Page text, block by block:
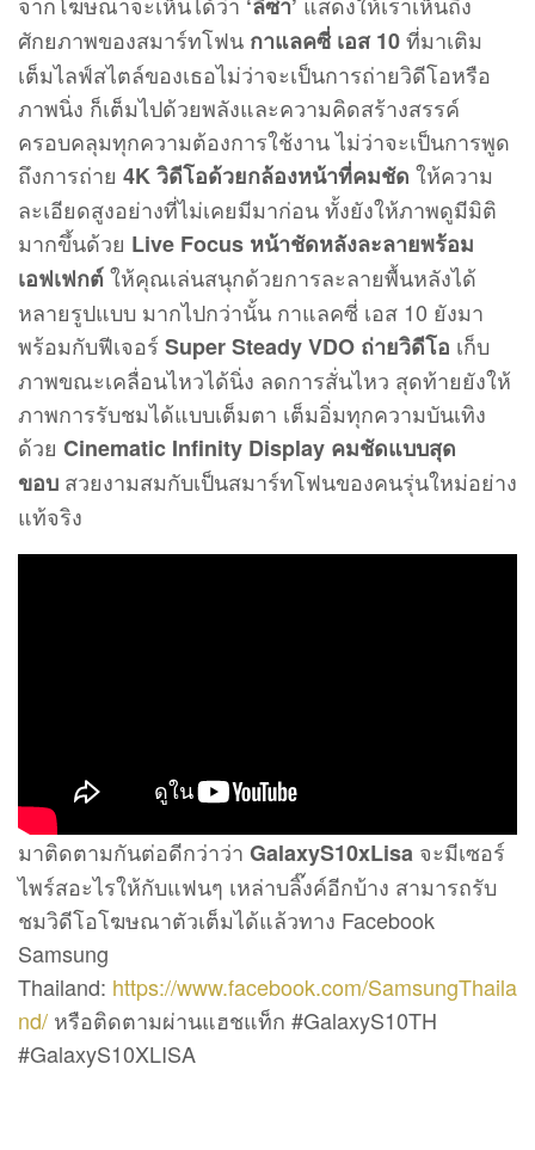
ศักยภาพของสมาร์ทโฟน กาแลคซี่ เอส 10ที่มาเติม
เต็มไลฟ์สไตล์ของเธอไม่ว่าจะเป็นการถ่ายวิดีโอหรือ
ภาพนิ่ง ก็เต็มไปด้วยพลังและความคิดสร้างสรรค์
ครอบคลุมทุกความต้องการใช้งาน ไม่ว่าจะเป็นการพูด
ถึงการถ่าย 4K วิดีโอด้วยกล้องหน้าที่คมชัด ให้ความ
ละเอียดสูงอย่างที่ไม่เคยมีมาก่อน ทั้งยังให้ภาพดูมีมิติ
มากขึ้นด้วย Live Focus หน้าชัดหลังละลายพร้อม
เอฟเฟกต์ให้คุณเล่นสนุกด้วยการละลายพื้นหลังได้
หลายรูปแบบ มากไปกว่านั้น กาแลคซี่ เอส 10 ยังมา
พร้อมกับฟีเจอร์ Super Steady VDO ถ่ายวิดีโอ เก็บ
ภาพขณะเคลื่อนไหวได้นิ่ง ลดการสั่นไหว สุดท้ายยังให้
ภาพการรับชมได้แบบเต็มตา เต็มอิ่มทุกความบันเทิง
ด้วย Cinematic Infinity Display คมชัดแบบสุด
ขอบ สวยงามสมกับเป็นสมาร์ทโฟนของคนรุ่นใหม่อย่าง
แท้จริง
มาติดตามกันต่อดีกว่าว่า GalaxyS10xLisa จะมีเซอร์
ไพร์สอะไรให้กับแฟนๆ เหล่าบลิ๊งค์อีกบ้าง สามารถรับ
ชมวิดีโอโฆษณาตัวเต็มได้แล้วทาง Facebook
Samsung
Thailand: https://www.facebook.com/SamsungThaila
nd/ หรือติดตามผ่านแฮชแท็ก #GalaxyS10TH
#GalaxyS10XLISA